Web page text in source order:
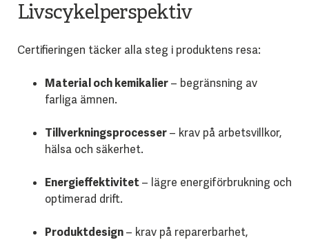
Livscykelperspektiv
Certifieringen täcker alla steg i produktens resa:
Material och kemikalier– begränsning av
farliga ämnen.
Tillverkningsprocesser– krav på arbetsvillkor,
hälsa och säkerhet.
Energieffektivitet– lägre energiförbrukning och
optimerad drift.
Produktdesign– krav på reparerbarhet,